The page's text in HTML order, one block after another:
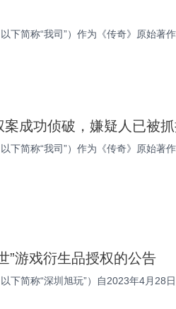
下简称“我司”）作为《传奇》原始著
案成功侦破，嫌疑人已被
下简称“我司”）作为《传奇》原始著
”游戏衍生品授权的公告
下简称“深圳旭玩”）自2023年4月28